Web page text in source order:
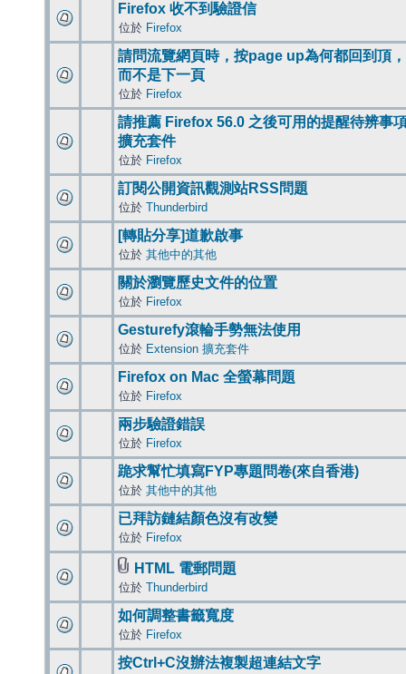
Firefox 收不到驗證信
位於 Firefox
請問流覽網頁時，按page up為何都回到頂，
而不是下一頁
位於 Firefox
請推薦 Firefox 56.0 之後可用的提醒待辨事
擴充套件
位於 Firefox
訂閱公開資訊觀測站RSS問題
位於 Thunderbird
[轉貼分享]道歉啟事
位於 其他中的其他
關於瀏覽歷史文件的位置
位於 Firefox
Gesturefy滾輪手勢無法使用
位於 Extension 擴充套件
Firefox on Mac 全螢幕問題
位於 Firefox
兩步驗證錯誤
位於 Firefox
跪求幫忙填寫FYP專題問卷(來自香港)
位於 其他中的其他
已拜訪鏈結顏色沒有改變
位於 Firefox
HTML 電郵問題
位於 Thunderbird
如何調整書籤寬度
位於 Firefox
按Ctrl+C沒辦法複製超連結文字